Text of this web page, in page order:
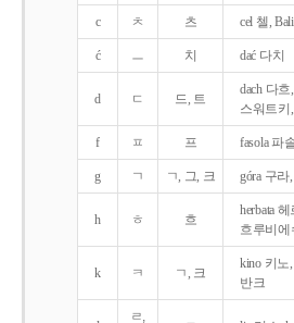
c ㅊ 츠 cel 첼,
ć ㅡ 치 dać 다치
d ㄷ 드, 트
dach 다
스워트키
f ㅍ 프 fasola 파
g ㄱ ㄱ, 그, 크 góra 구라
h ㅎ 흐
herbata
흐루비에
k ㅋ ㄱ, 크
kino 키노
반크
ㄹ,